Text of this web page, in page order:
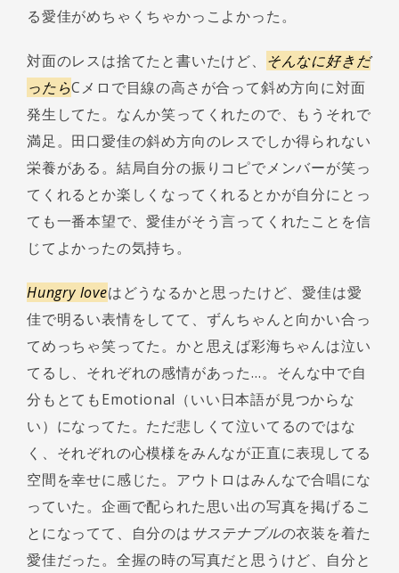
る愛佳がめちゃくちゃかっこよかった。
対面のレスは捨てたと書いたけど、 そんなに好きだ
ったらCメロで目線の高さが合って斜め方向に対面
発生してた。なんか笑ってくれたので、もうそれで
満足。田口愛佳の斜め方向のレスでしか得られない
栄養がある。結局自分の振りコピでメンバーが笑っ
てくれるとか楽しくなってくれるとかが自分にとっ
ても一番本望で、愛佳がそう言ってくれたことを信
じてよかったの気持ち。
Hungry loveはどうなるかと思ったけど、愛佳は愛
佳で明るい表情をしてて、ずんちゃんと向かい合っ
てめっちゃ笑ってた。かと思えば彩海ちゃんは泣い
てるし、それぞれの感情があった…。そんな中で自
分もとてもEmotional（いい日本語が見つからな
い）になってた。ただ悲しくて泣いてるのではな
く、それぞれの心模様をみんなが正直に表現してる
空間を幸せに感じた。アウトロはみんなで合唱にな
っていた。企画で配られた思い出の写真を掲げるこ
とになってて、自分のはサステナブルの衣装を着た
愛佳だった。全握の時の写真だと思うけど、自分と